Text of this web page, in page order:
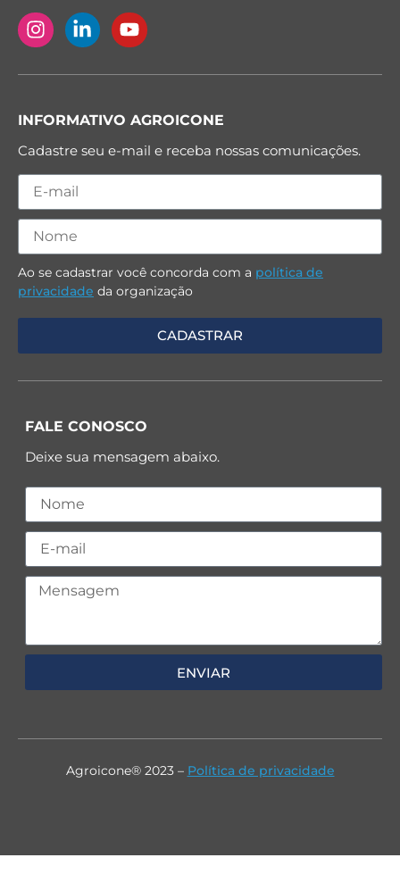
INFORMATIVO AGROICONE
Cadastre seu e-mail e receba nossas comunicações.
Ao se cadastrar você concorda com a política de
privacidade da organização
FALE CONOSCO
Deixe sua mensagem abaixo.
ENVIAR
Agroicone® 2023 – Política de privacidade